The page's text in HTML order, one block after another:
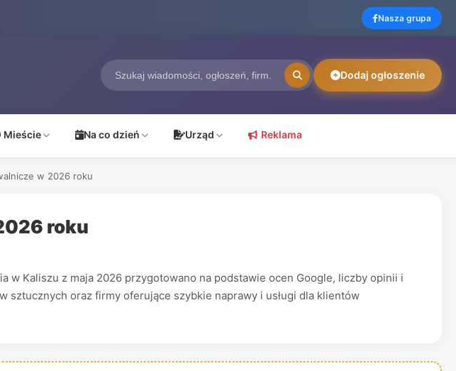
Nasza grupa
Dodaj ogłoszenie
Mieście Na co dzień Urząd Reklama
w 2026 roku
roku
w Kaliszu z maja 2026 przygotowano na podstawie ocen Google, liczby opinii i
oraz firmy oferujące szybkie naprawy i usługi dla klientów